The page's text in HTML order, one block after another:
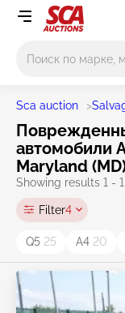
Sca auction >
автомобили
Maryland
Showing results 1 - 1
Filter4
Q5 25 A4 20